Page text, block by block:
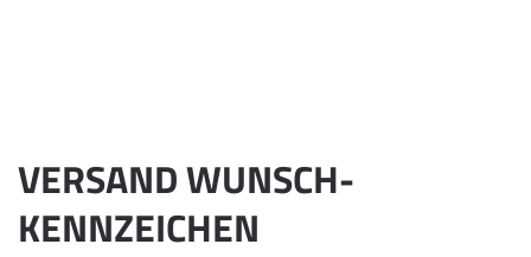
VERSAND WUNSCH­
KENNZEICHEN